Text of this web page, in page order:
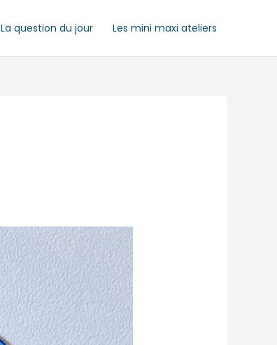
La question du jour Les mini maxi ateliers